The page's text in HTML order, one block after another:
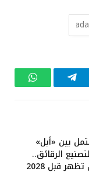
تيلقرام واتساب
بين «أبل»
الرقائق..
قبل 2028